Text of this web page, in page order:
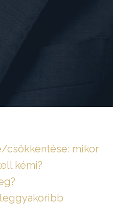
csökkentése: mikor
kérni?